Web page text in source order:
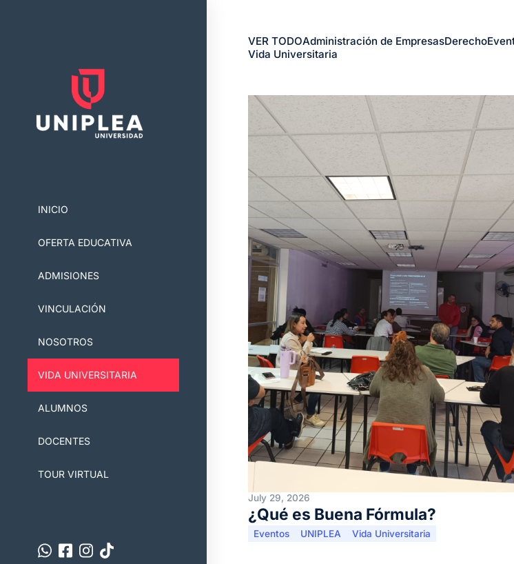
VER TODOAdministración de EmpresasDerecho
Vida Universitaria
July 29, 2026
¿Qué es Buena Fórmula?
Eventos UNIPLEA Vida Universitaria
INICIO
OFERTA EDUCATIVA
ADMISIONES
VINCULACIÓN
NOSOTROS
VIDA UNIVERSITARIA
ALUMNOS
DOCENTES
TOUR VIRTUAL